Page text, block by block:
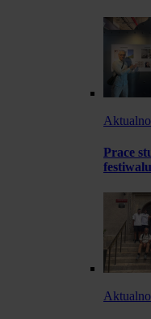
Prace